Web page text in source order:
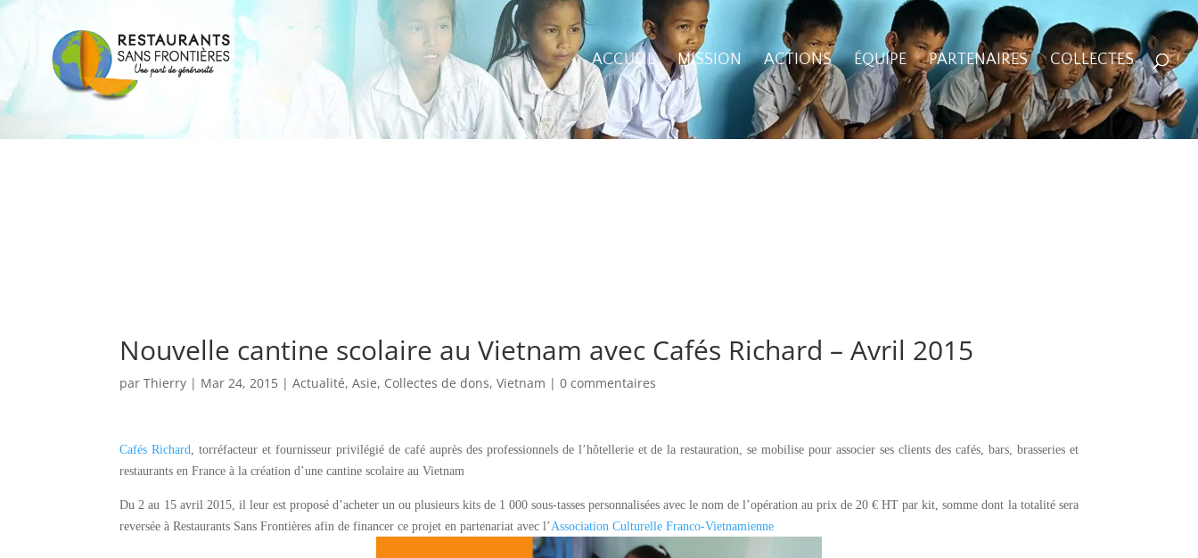
ACCUEIL MISSION ACTIONS ÉQUIPE PARTENAIRES COLLECTES
Nouvelle cantine scolaire au Vietnam avec Cafés Richard – Avril 2015
parThierry | Mar 24, 2015 |Actualité,Asie, Collectes de dons,Vietnam |0 commentaires
Cafés Richard , torréfacteur et fournisseur privilégié de café auprès des professionnels de l’hôtellerie et de la restauration, se mobilise pour associer ses clients des cafés, bars, brasseries et
restaurants en France à la création d’une cantine scolaire au Vietnam
Du 2 au 15 avril 2015, il leur est proposé d’acheter un ou plusieurs kits de 1 000 sous-tasses personnalisées avec le nom de l’opération au prix de 20 € HT par kit, somme dont la totalité sera
reversée à Restaurants Sans Frontières afin de financer ce projet en partenariat avec l’Association Culturelle Franco-Vietnamienne